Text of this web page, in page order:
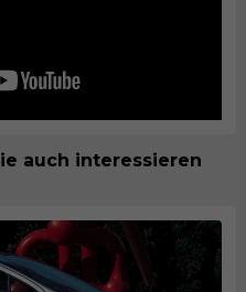
auch interessieren